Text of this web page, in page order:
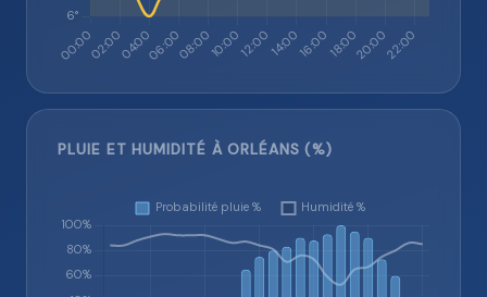
PLUIE ET HUMIDITÉ À ORLÉANS (%)